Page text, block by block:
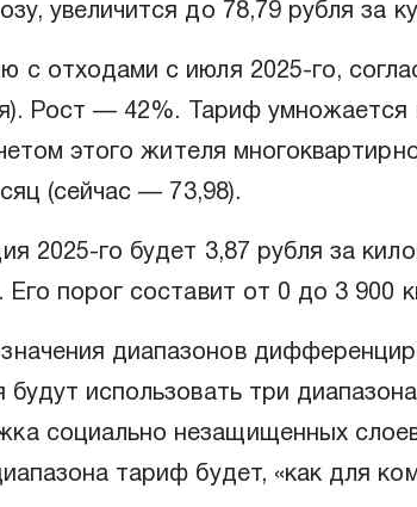
увеличится до 78,79 рубля
с отходами с июля 2025-го,
Рост — 42%. Тариф
этого жителя
(сейчас — 73,98).
2025-го будет 3,87 рубля за
порог составит от 0 до 3 900
диапазонов
использовать три
социально незащищенных
тариф будет, «как для